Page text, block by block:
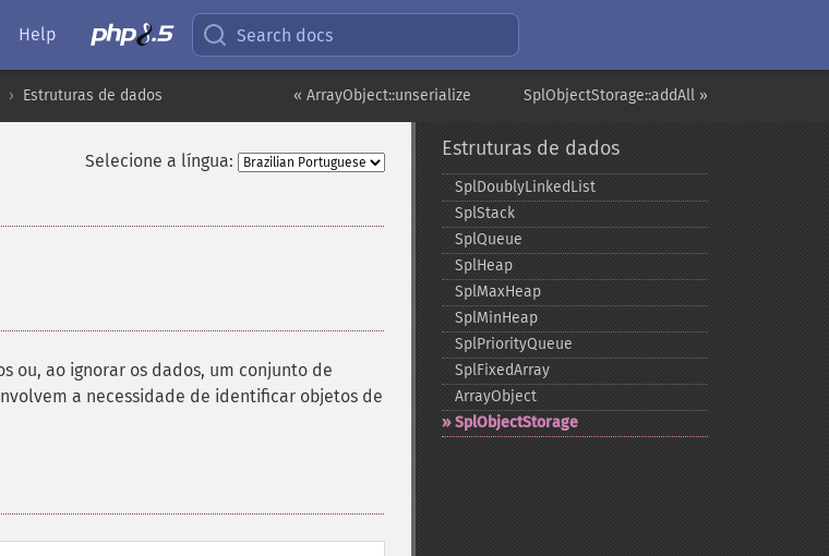
Help Search docs
SplObjectStorage::addAll »
« ArrayObject::unserialize
Estruturas de dados
Selecione a língua:
ou, ao ignorar os dados, um conjunto de
a necessidade de identificar objetos de
Estruturas de dados
SplDoublyLinkedList
SplStack
SplQueue
SplHeap
SplMaxHeap
SplMinHeap
SplPriorityQueue
SplFixedArray
ArrayObject
SplObjectStorage